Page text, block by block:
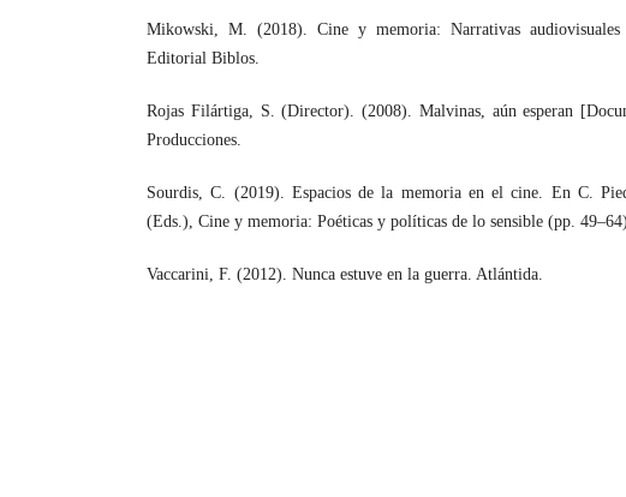
Mikowski, M. (2018). Cine y memoria: Narrativas audiovisuales
Editorial Biblos.
Rojas Filártiga, S. (Director). (2008). Malvinas, aún esperan
Producciones.
Sourdis, C. (2019). Espacios de la memoria en el cine. En C.
(Eds.), Cine y memoria: Poéticas y políticas de lo sensible (pp.
Vaccarini, F. (2012). Nunca estuve en la guerra. Atlántida.